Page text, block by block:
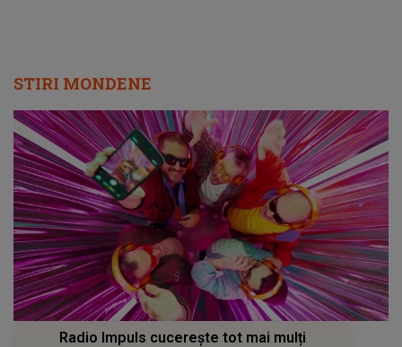
STIRI MONDENE
Radio Impuls cucerește tot mai mulți